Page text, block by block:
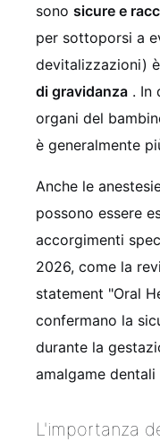
sono sicure e
per sottoporsi a
devitalizzazioni)
di gravidanza . In
organi del
è generalmente
Anche le
possono essere
accorgimenti
2026, come la
statement "Oral
confermano la
durante la
amalgame
L'importanza